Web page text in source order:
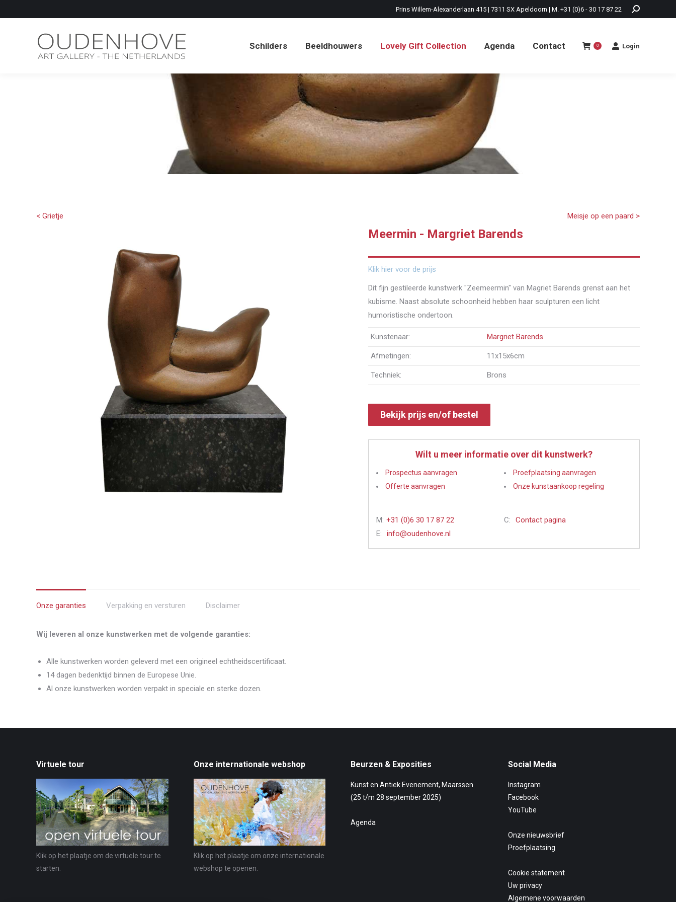
Prins Willem-Alexanderlaan 415 | 7311 SX Apeldoorn | M. +31 (0)6 - 30 17 87 22
Schilders Beeldhouwers Lovely Gift Collection Agenda Contact 0 Login
Meisje op een paard >
< Grietje
Meermin - Margriet Barends
Klik hier voor de prijs
Dit fijn gestileerde kunstwerk "Zeemeermin" van Magriet Barends grenst aan het
kubisme. Naast absolute schoonheid hebben haar sculpturen een licht
humoristische ondertoon.
Kunstenaar: Margriet Barends
Afmetingen: 11x15x6cm
Techniek: Brons
Bekijk prijs en/of bestel
Wilt u meer informatie over dit kunstwerk?
Prospectus aanvragen
Offerte aanvragen
Proefplaatsing aanvragen
Onze kunstaankoop regeling
M: +31 (0)6 30 17 87 22
E:
info@oudenhove.nl
C: Contact pagina
Onze garanties Verpakking en versturen Disclaimer
Wij leveren al onze kunstwerken met de volgende garanties:
Alle kunstwerken worden geleverd met een origineel echtheidscertificaat.
14 dagen bedenktijd binnen de Europese Unie.
Al onze kunstwerken worden verpakt in speciale en sterke dozen.
Virtuele tour
Klik op het plaatje om de virtuele tour te
starten.
Onze internationale webshop
Klik op het plaatje om onze internationale
webshop te openen.
Beurzen & Exposities
Kunst en Antiek Evenement, Maarssen
(25 t/m 28 september 2025)
Agenda
Social Media
Instagram
Facebook
YouTube
Onze nieuwsbrief
Proefplaatsing
Cookie statement
Uw privacy
Algemene voorwaarden
Schilders Beeldhouwers Lovely Gift Collection Agenda Contact Login